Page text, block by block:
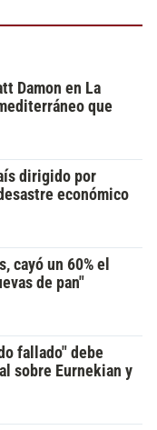
Damon en La
que
dirigido por
económico
cayó un 60% el
de pan"
fallado" debe
sobre Eurnekian y